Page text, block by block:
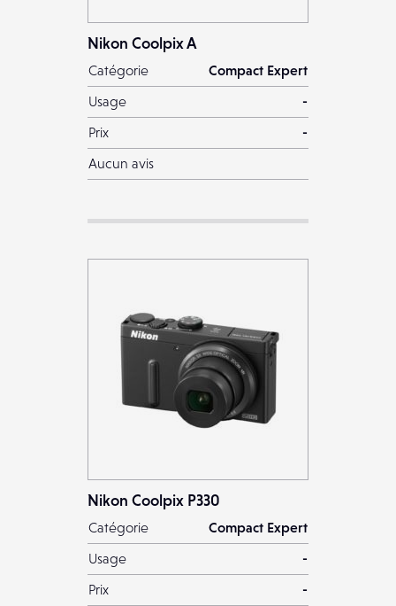
Nikon Coolpix A
Catégorie
Compact Expert
Usage
-
Prix
-
Aucun avis
Nikon Coolpix P330
Catégorie
Compact Expert
Usage
-
Prix
-